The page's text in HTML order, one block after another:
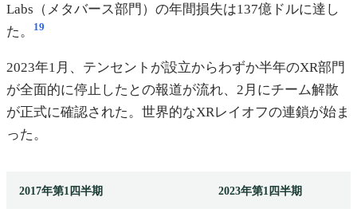
Labs（メタバース部門）の年間損失は137億ドルに達し
た。
19
2023年1月、テンセントが設立からわずか半年のXR部門
が全面的に停止したとの報道が流れ、2月にチーム解散
が正式に確認された。世界的なXRレイオフの連鎖が始ま
った。
2017年第1四半期 2023年第1四半期